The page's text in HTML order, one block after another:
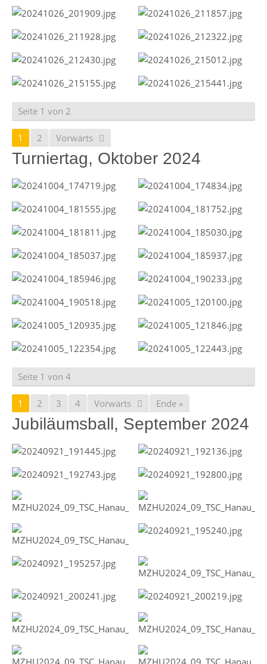
Seite 1 von 2
1 2 Vorwärts
Turniertag, Oktober 2024
Seite 1 von 4
1 2 3 4 Vorwärts Ende »
Jubiläumsball, September 2024